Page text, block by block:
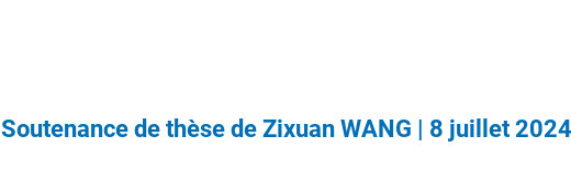
Soutenance de thèse de Zixuan WANG | 8 juillet 2024